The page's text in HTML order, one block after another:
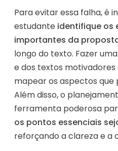
Para evitar essa falha, é
estudante identifique os
importantes da
longo do texto. Fazer
e dos textos
mapear os aspectos que
Além disso, o
ferramenta poderosa
os pontos essenciais
reforçando a clareza e a